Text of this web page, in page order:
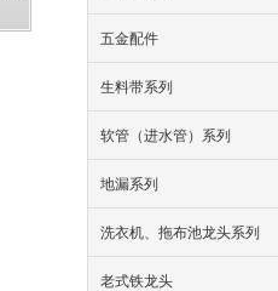
五金配件
生料带系列
软管（进水管）系列
地漏系列
洗衣机、拖布池龙头系列
老式铁龙头